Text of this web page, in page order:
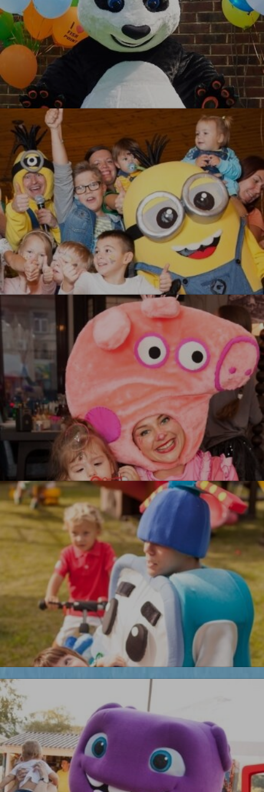
УЗНАТЬ БОЛЬШЕ
Кунг-фу Панда
УЗНАТЬ БОЛЬШЕ
Миньоны
УЗНАТЬ БОЛЬШЕ
Свинка Пеппа
УЗНАТЬ БОЛЬШЕ
Робокары
Новинка!
Бесплатная фотосъемка *
УЗНАТЬ БОЛЬШЕ
Бременские музыканты